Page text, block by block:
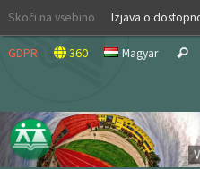
Skip
content
Skoči na vsebino Izjava o
GDPR 360 Magyar Search